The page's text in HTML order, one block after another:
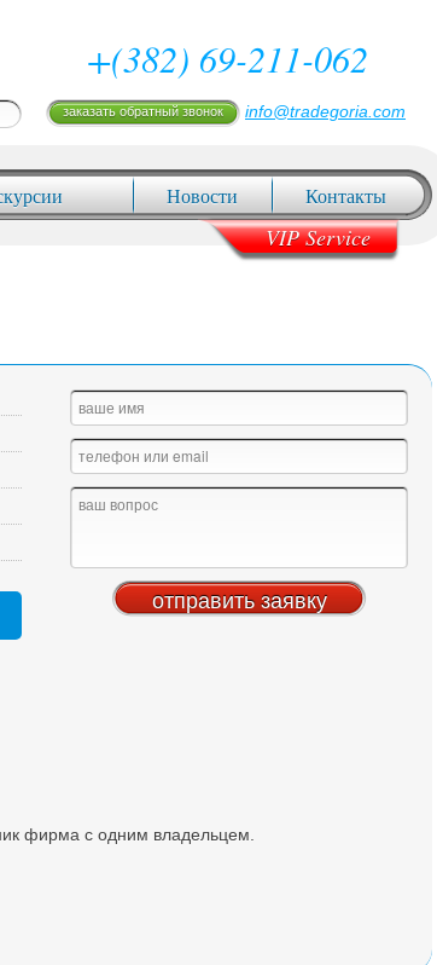
+(382) 69-211-062
заказать обратный звонок info@tradegoria.com
Новости Контакты
VIP Service
фирма с одним владельцем.